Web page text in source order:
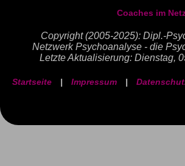
Coaches im
Copyright (2005-2025): Dipl.-
Netzwerk Psychoanalyse - die
Letzte Aktualisierung: Dienstag,
Startseite | Impressum |